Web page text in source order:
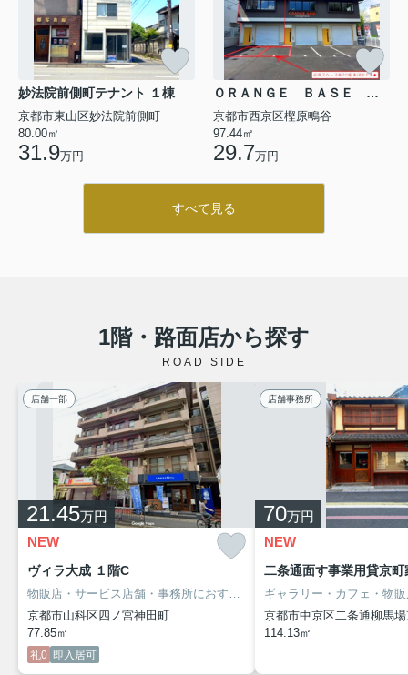
妙法院前側町テナント １棟
京都市東山区妙法院前側町
80.00㎡
31.9万円
ＯＲＡＮＧＥ ＢＡＳＥ ｋａｔａｇｉｈａｒａ Ⅰ号室
京都市西京区樫原鴫谷
97.44㎡
29.7万円
すべて見る
1階・路面店から探す
ROAD SIDE
店舗一部
21.45万円
NEW
ヴィラ大成 １階C
物販店・サービス店舗・事務所におすすめ！
JR・地下鉄「山科」駅徒
京都市山科区四ノ宮神田町
77.85㎡
礼0 即入居可
店舗事務所
70万円
NEW
二条通面す事業用貸京町
京都市中京区二条通柳馬
114.13㎡